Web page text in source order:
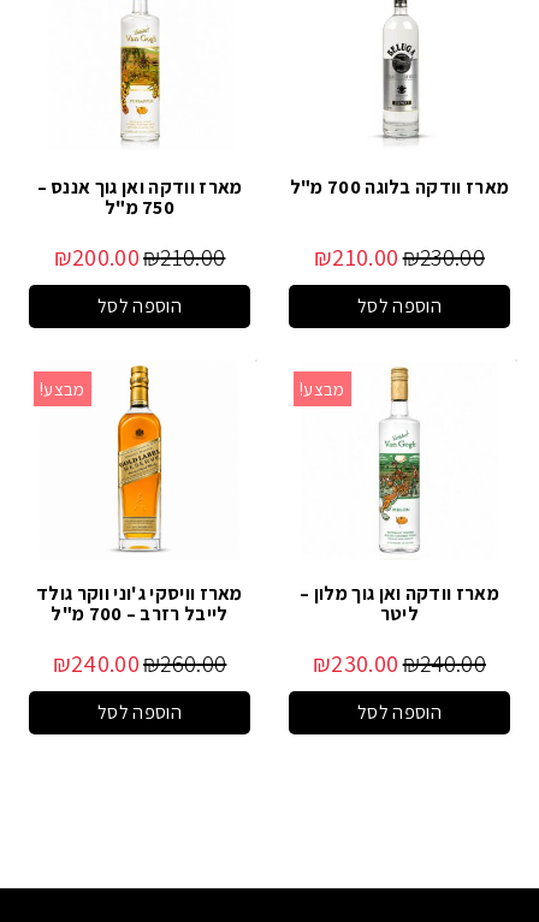
מארז וודקה בלוגה 700 מ"ל
₪230.00
₪210.00
הוספה לסל
מארז וודקה ואן גוך אננס –
750 מ"ל
₪210.00
₪200.00
הוספה לסל
מבצע!
מארז וודקה ואן גוך מלון –
ליטר
₪240.00
₪230.00
הוספה לסל
מבצע!
מארז וויסקי ג'וני ווקר גולד
לייבל רזרב – 700 מ"ל
₪260.00
₪240.00
הוספה לסל